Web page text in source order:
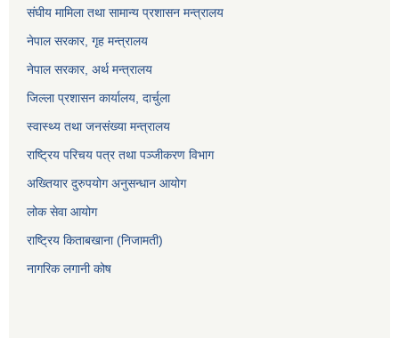
संघीय मामिला तथा सामान्य प्रशासन मन्त्रालय
नेपाल सरकार, गृह मन्त्रालय
नेपाल सरकार, अर्थ मन्त्रालय
जिल्ला प्रशासन कार्यालय, दार्चुला
स्वास्थ्य तथा जनसंख्या मन्त्रालय
राष्ट्रिय परिचय पत्र तथा पञ्जीकरण विभाग
अख्तियार दुरुपयोग अनुसन्धान आयोग
लोक सेवा आयोग
राष्ट्रिय किताबखाना (निजामती)
नागरिक लगानी कोष